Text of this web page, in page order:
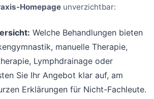
Homepage unverzichtbar:
Welche Behandlungen bieten
manuelle Therapie,
Lymphdrainage oder
Sie Ihr Angebot klar auf, am
Erklärungen für Nicht-Fachleute.